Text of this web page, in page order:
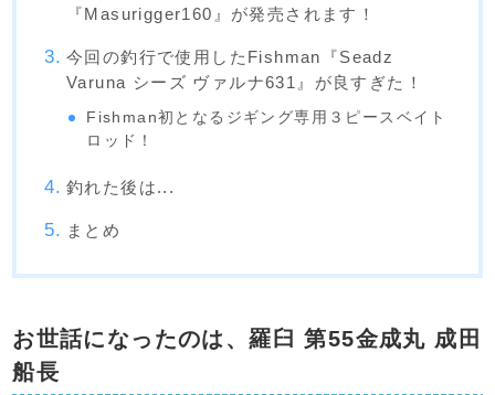
『Masurigger160』が発売されます！
今回の釣行で使用したFishman『Seadz
Varuna シーズ ヴァルナ631』が良すぎた！
Fishman初となるジギング専用３ピースベイト
ロッド！
釣れた後は...
まとめ
お世話になったのは、羅臼 第55金成丸 成田
船長